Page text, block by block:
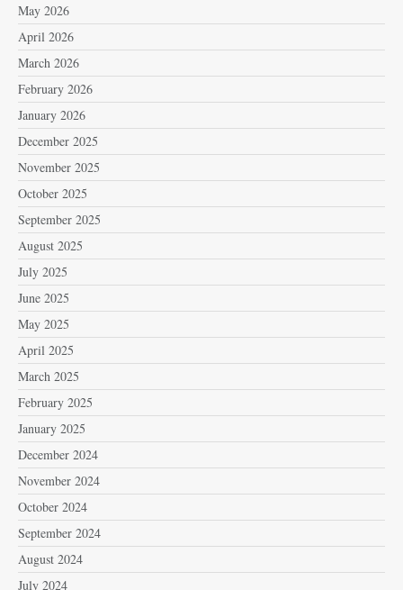
May 2026
April 2026
March 2026
February 2026
January 2026
December 2025
November 2025
October 2025
September 2025
August 2025
July 2025
June 2025
May 2025
April 2025
March 2025
February 2025
January 2025
December 2024
November 2024
October 2024
September 2024
August 2024
July 2024